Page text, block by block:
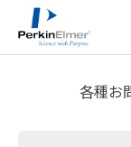
各種お
ホーム
STA 9